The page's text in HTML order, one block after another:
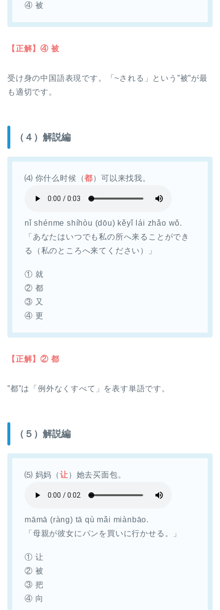
④ 被
【正解】④ 被
受け身の中国語表現です。「~される」という”被”が最
も適切です。
（４）解説編
⑷ 你什么时候（都）可以来找我。
nǐ shénme shíhòu (dōu) kěyǐ lái zhǎo wǒ.
「あなたはいつでも私の所へ来ることができ
る（私のところへ来てください）」
① 就
② 都
③ 又
④ 更
【正解】② 都
”都”は「例外なくすべて」を表す単語です。
（５）解説編
⑸ 妈妈（让）她去买面包。
māmā (ràng) tā qù mǎi miànbāo.​
「母親が彼女にパンを買いに行かせる。」
① 让
② 被
③ 把
④ 向